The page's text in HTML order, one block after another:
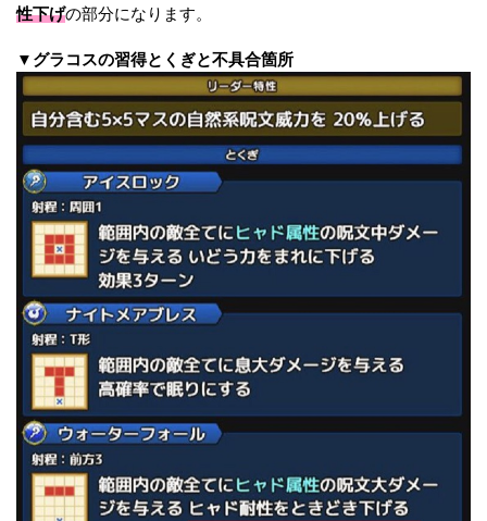
性下げの部分になります。
▼グラコスの習得とくぎと不具合箇所